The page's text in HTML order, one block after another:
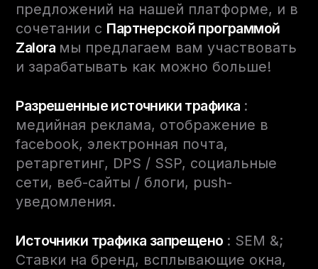
предложений на нашей платформе, и в
сочетании с Партнерской программой
Zalora мы предлагаем вам участвовать
и зарабатывать как можно больше!
Разрешенные источники трафика :
медийная реклама, отображение в
facebook, электронная почта,
ретаргетинг, DPS / SSP, социальные
сети, веб-сайты / блоги, push-
уведомления.
Источники трафика запрещено : SEM &;
Ставки на бренд, всплывающие окна,